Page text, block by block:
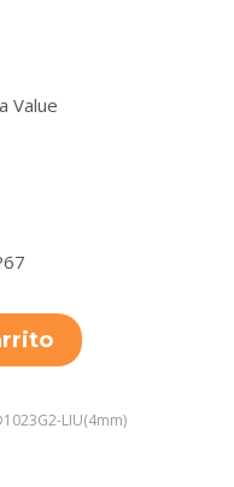
Value
LIU(4mm)